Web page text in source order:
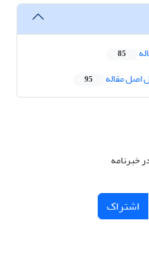
85
اصل مقاله 95
خبرنامه
اشتراک